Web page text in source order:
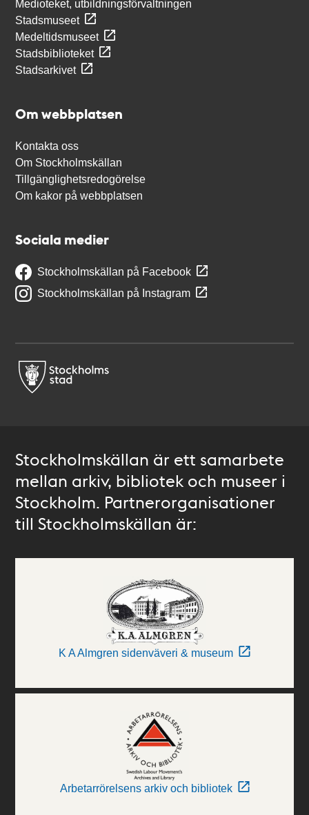
Medioteket, utbildningsförvaltningen
Stadsmuseet
Medeltidsmuseet
Stadsbiblioteket
Stadsarkivet
Om webbplatsen
Kontakta oss
Om Stockholmskällan
Tillgänglighetsredogörelse
Om kakor på webbplatsen
Sociala medier
Stockholmskällan på Facebook
Stockholmskällan på Instagram
Stockholmskällan är ett samarbete
mellan arkiv, bibliotek och museer i
Stockholm. Partnerorganisationer
till Stockholmskällan är:
K A Almgren sidenväveri & museum
Arbetarrörelsens arkiv och bibliotek